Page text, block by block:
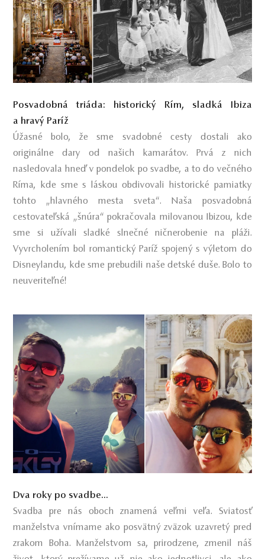
Posvadobná triáda: historický Rím, sladká Ibiza
a hravý Paríž
Úžasné bolo, že sme svadobné cesty dostali ako
originálne dary od našich kamarátov. Prvá z nich
nasledovala hneď v pondelok po svadbe, a to do večného
Ríma, kde sme s láskou obdivovali historické pamiatky
tohto „hlavného mesta sveta“. Naša posvadobná
cestovateľská „šnúra“ pokračovala milovanou Ibizou, kde
sme si užívali sladké slnečné ničnerobenie na pláži.
Vyvrcholením bol romantický Paríž spojený s výletom do
Disneylandu, kde sme prebudili naše detské duše. Bolo to
neuveriteľné!
Dva roky po svadbe...
Svadba pre nás oboch znamená veľmi veľa. Sviatosť
manželstva vnímame ako posvätný zväzok uzavretý pred
zrakom Boha. Manželstvom sa, prirodzene, zmenil náš